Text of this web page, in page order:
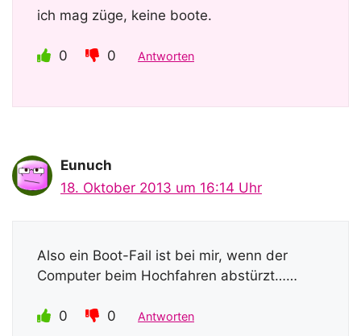
ich mag züge, keine boote.
0 0 Antworten
Eunuch
18. Oktober 2013 um 16:14 Uhr
Also ein Boot-Fail ist bei mir, wenn der
Computer beim Hochfahren abstürzt……
0 0 Antworten